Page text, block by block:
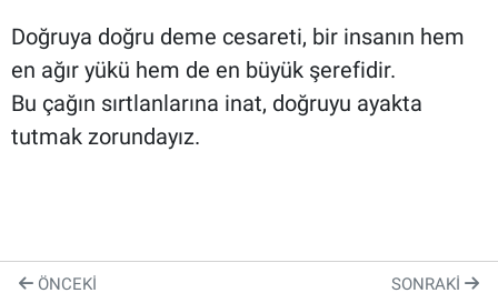
Doğruya doğru deme cesareti, bir insanın hem
en ağır yükü hem de en büyük şerefidir.
Bu çağın sırtlanlarına inat, doğruyu ayakta
tutmak zorundayız.
ÖNCEKI SONRAKI